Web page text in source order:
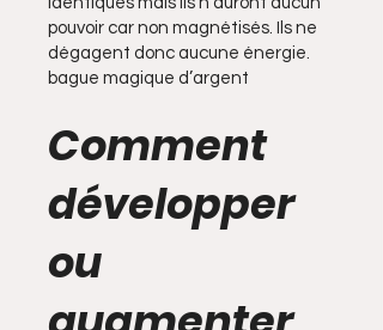
pouvoir car non magnétisés. Ils ne
dégagent donc aucune énergie.
bague magique d’argent
Comment
développer
ou